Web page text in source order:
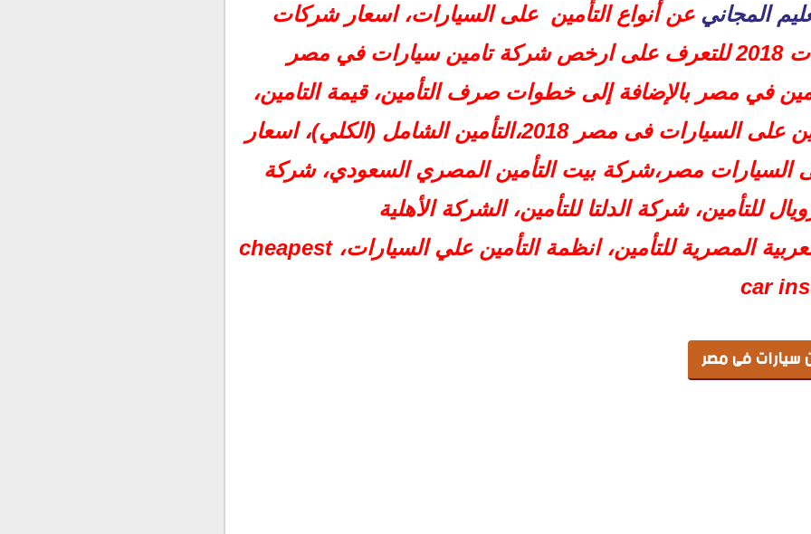
2018
المجاني عن أنواع التأمين على السيارات، اسعار شركات
التامين على السيارات 2018 للتعرف على ارخص شركة تامين سيارات في مصر
في مصر بالإضافة إلى خطوات صرف التأمين،قيمة التامين،
افضل شركات التأمين على السيارات فى مصر 2018،التأمين الشامل (الكلي)، اسعار
السيارات مصر،شركة بيت التأمين المصري السعودي، شركة
للتأمين، شركة الدلتا للتأمين، الشركة الأهلية
للتأمين،المجموعة العربية المصرية للتأمين، انظمة التأمين علي السيارات، cheapest
car
فى مصر